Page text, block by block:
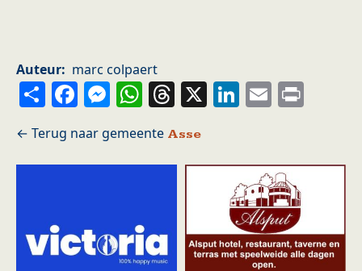
Auteur marc colpaert
ShareFacebook
Messenger
WhatsApp
Threads
X LinkedIn
Email
Asse